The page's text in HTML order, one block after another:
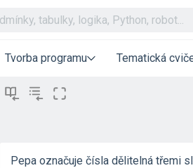
Tvorba programu Tematická
Pepa označuje čísla dělitelná třemi